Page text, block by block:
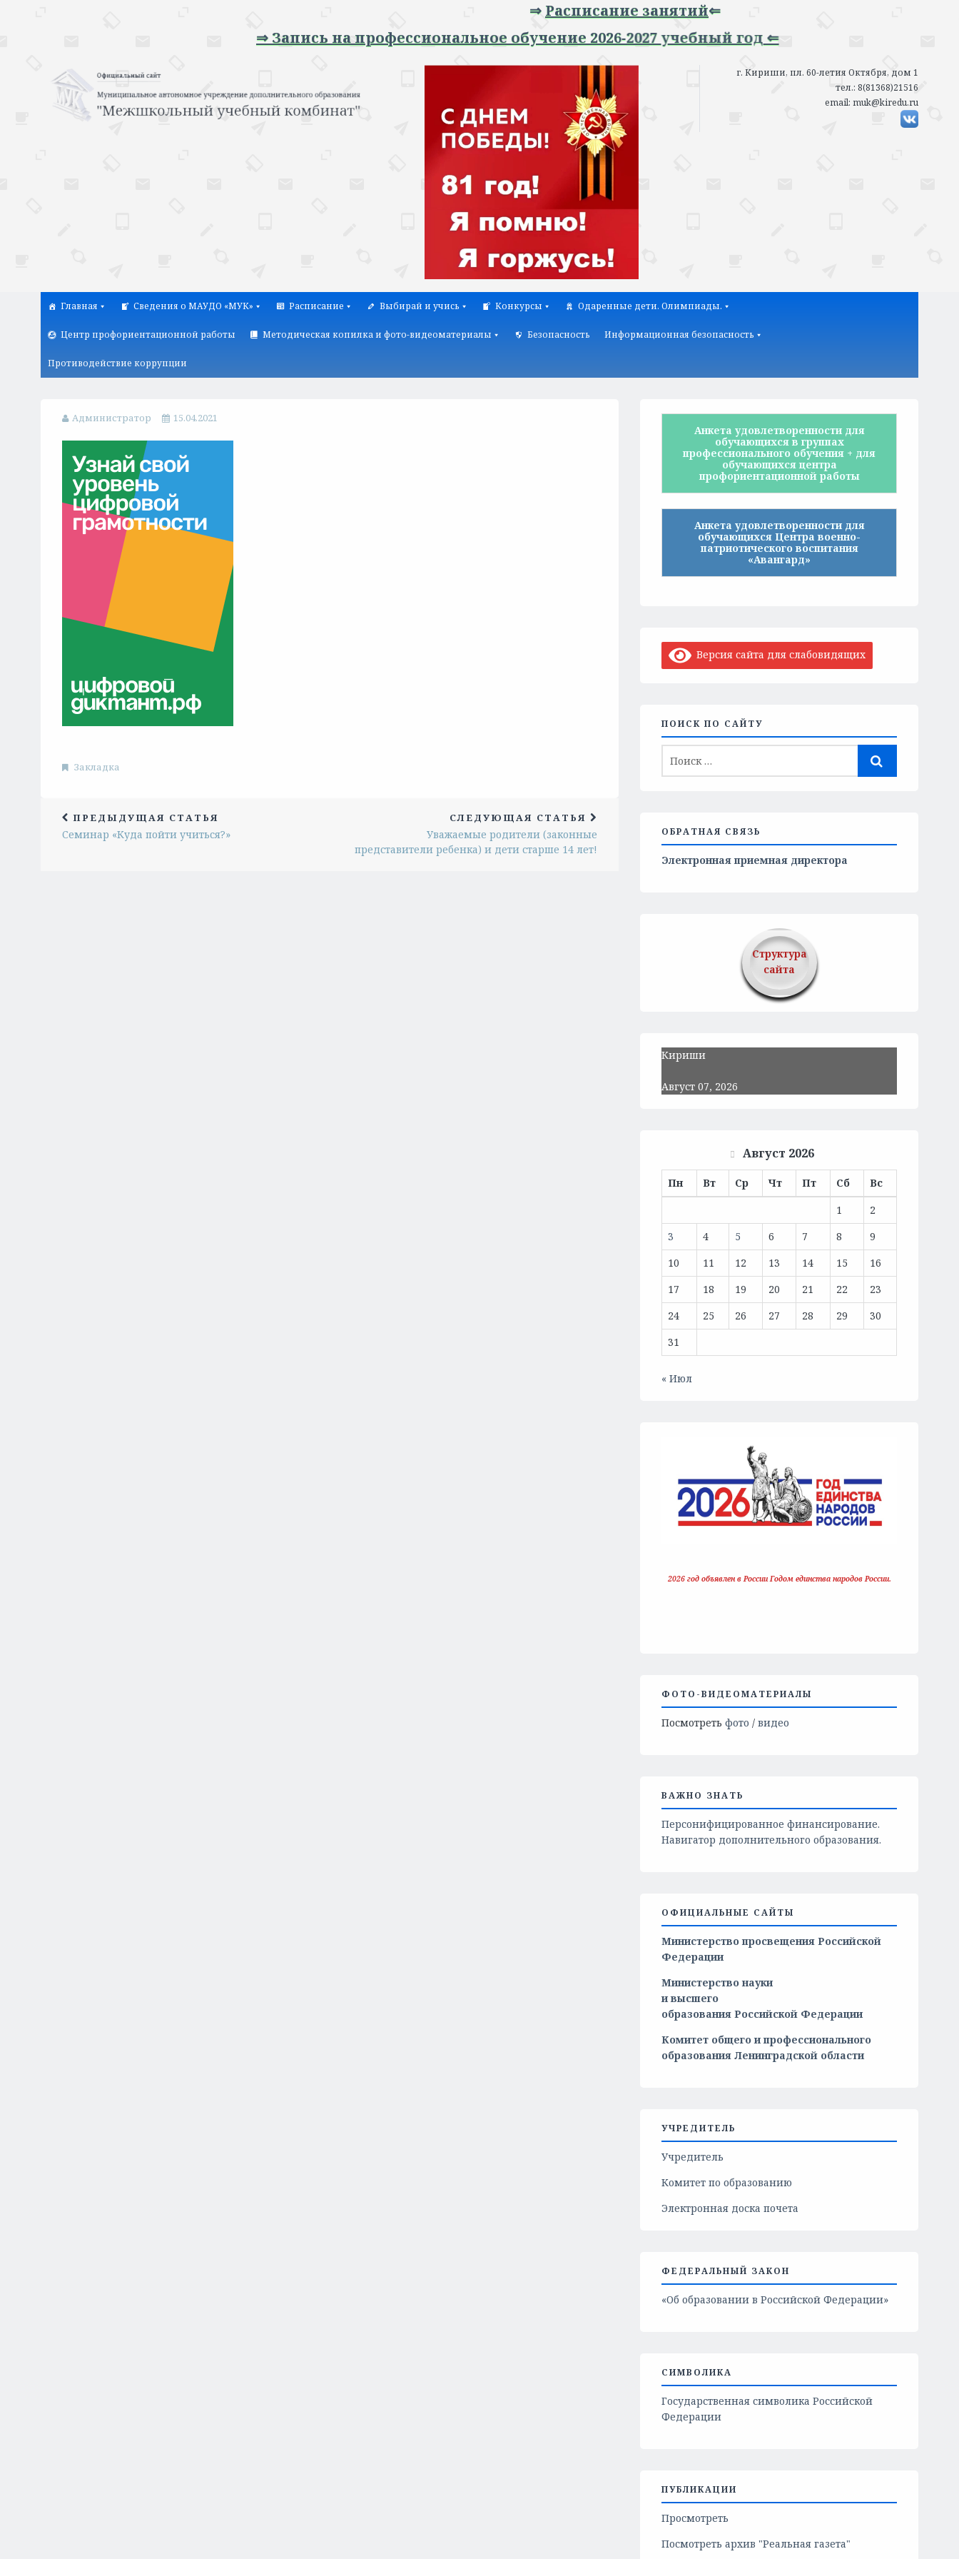
Расписание занятий⇐
⇒ Запись на профессиональное обучение 2026-2027 учебный год ⇐
г. Кириши, пл. 60-летия Октября, дом 1
тел.: 8(81368)21516
email: muk@kiredu.ru
Главная Сведения о МАУДО «МУК» Расписание Выбирай и учись Конкурсы Одаренные дети. Олимпиады.
Центр профориентационной работы Методическая копилка и фото-видеоматериалы Безопасность Информационная безопасность
Противодействие коррупции
Администратор 15.04.2021
Закладка
ПРЕДЫДУЩАЯ СТАТЬЯ
Семинар «Куда пойти учиться?»
СЛЕДУЮЩАЯ СТАТЬЯ
Уважаемые родители (законные
представители ребенка) и дети старше 14 лет!
Анкета удовлетворенности для
обучающихся в группах
профессионального обучения + для
обучающихся центра
профориентационной работы
Анкета удовлетворенности для
обучающихся Центра военно-
патриотического воспитания
«Авангард»
Версия сайта для слабовидящих
ПОИСК ПО САЙТУ
ОБРАТНАЯ СВЯЗЬ
Электронная приемная директора
Структура
сайта
Кириши
Август 07, 2026
Август 2026
Пн Вт Ср Чт Пт Сб
Вс
1
2
3
4 5 6 7 8
9
10
11 12 13 14 15
16
17
18 19 20 21 22
23
24
25 26 27 28 29
30
31
« Июл
2026 год объявлен в России Годом единства народов России.
ФОТО-ВИДЕОМАТЕРИАЛЫ
Посмотреть фото / видео
ВАЖНО ЗНАТЬ
Персонифицированное финансирование.
Навигатор дополнительного образования.
ОФИЦИАЛЬНЫЕ САЙТЫ
Министерство просвещения Российской
Федерации
Министерство науки
и высшего
образования Российской Федерации
Комитет общего и профессионального
образования Ленинградской области
УЧРЕДИТЕЛЬ
Учредитель
Комитет по образованию
Электронная доска почета
ФЕДЕРАЛЬНЫЙ ЗАКОН
«Об образовании в Российской Федерации»
СИМВОЛИКА
Государственная символика Российской
Федерации
ПУБЛИКАЦИИ
Просмотреть
Посмотреть архив "Реальная газета"